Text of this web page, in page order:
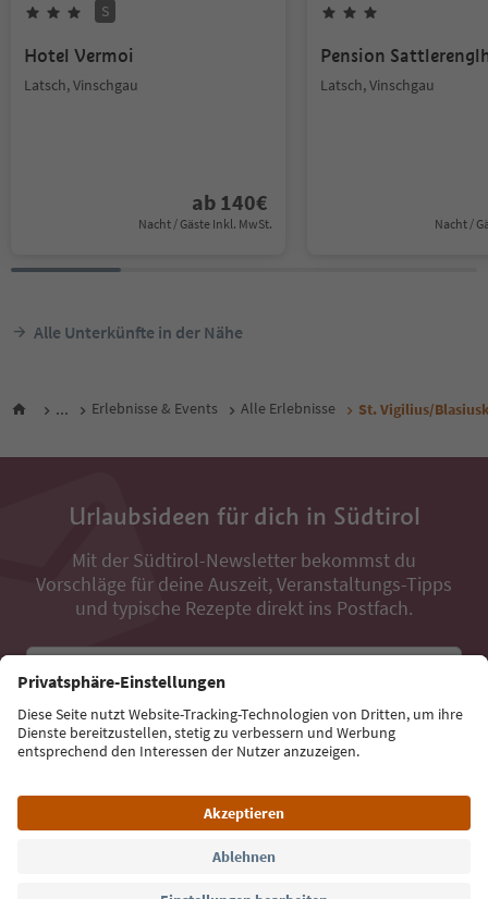
S
Hotel Vermoi
Latsch, Vinschgau
ab 140€
Nacht / Gäste Inkl. MwSt.
Pension
Latsch, Vinschgau
Nacht /
Alle Unterkünfte in der Nähe
... Erlebnisse & Events Alle Erlebnisse St. Vigilius/
Urlaubsideen für dich in Südtirol
Mit der Südtirol-Newsletter bekommst du
Vorschläge für deine Auszeit, Veranstaltungs-Tipps
und typische Rezepte direkt ins Postfach.
E-Mail Adresse
Jetzt anmelden